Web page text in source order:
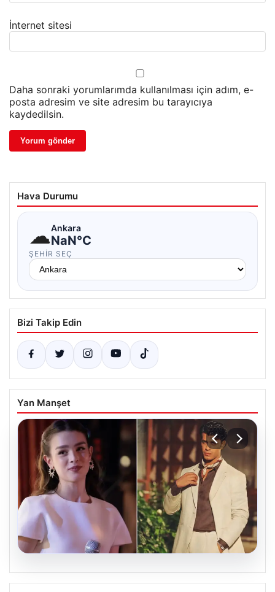
İnternet sitesi
Daha sonraki yorumlarımda kullanılması için adım, e-
posta adresim ve site adresim bu tarayıcıya
kaydedilsin.
Hava Durumu
☁Ankara
NaN°C
ŞEHIR SEÇ
Bizi Takip Edin
Yan Manşet
05.08.2026
‘Yeraltı’ dizisinde şok olay! Babası suç